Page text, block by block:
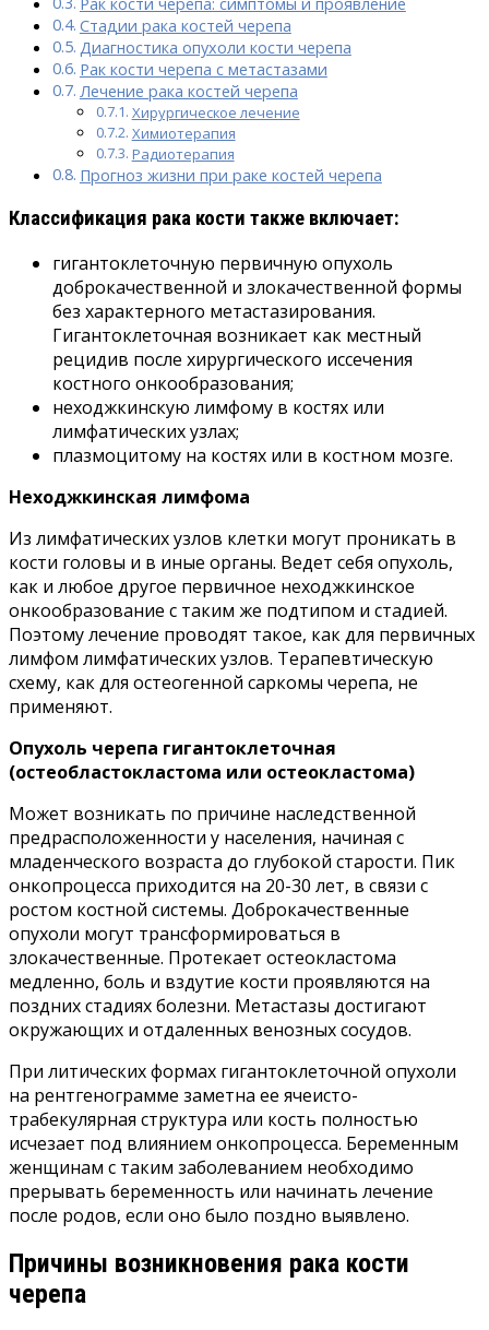
Стадии рака костей черепа
Диагностика опухоли кости черепа
Рак кости черепа с метастазами
Лечение рака костей черепа
Хирургическое лечение
Химиотерапия
Радиотерапия
Прогноз жизни при раке костей черепа
Классификация рака кости также включает:
гигантоклеточную первичную опухоль
доброкачественной и злокачественной формы
без характерного метастазирования.
Гигантоклеточная возникает как местный
рецидив после хирургического иссечения
костного онкообразования;
неходжкинскую лимфому в костях или
лимфатических узлах;
плазмоцитому на костях или в костном мозге.
Неходжкинская лимфома
Из лимфатических узлов клетки могут проникать в
кости головы и в иные органы. Ведет себя опухоль,
как и любое другое первичное неходжкинское
онкообразование с таким же подтипом и стадией.
Поэтому лечение проводят такое, как для первичных
лимфом лимфатических узлов. Терапевтическую
схему, как для остеогенной саркомы черепа, не
применяют.
Опухоль черепа гигантоклеточная
(остеобластокластома или остеокластома)
Может возникать по причине наследственной
предрасположенности у населения, начиная с
младенческого возраста до глубокой старости. Пик
онкопроцесса приходится на 20-30 лет, в связи с
ростом костной системы. Доброкачественные
опухоли могут трансформироваться в
злокачественные. Протекает остеокластома
медленно, боль и вздутие кости проявляются на
поздних стадиях болезни. Метастазы достигают
окружающих и отдаленных венозных сосудов.
При литических формах гигантоклеточной опухоли
на рентгенограмме заметна ее ячеисто-
трабекулярная структура или кость полностью
исчезает под влиянием онкопроцесса. Беременным
женщинам с таким заболеванием необходимо
прерывать беременность или начинать лечение
после родов, если оно было поздно выявлено.
Причины возникновения рака кости
черепа